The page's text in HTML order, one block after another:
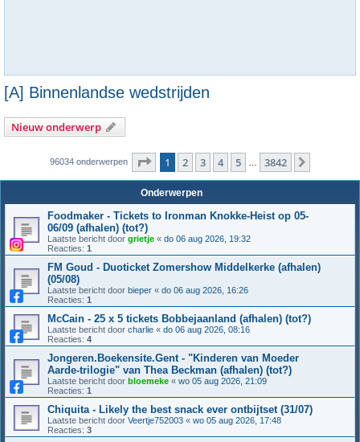
[A] Binnenlandse wedstrijden
Nieuw onderwerp
96034 onderwerpen Pagina van 3842
1 2 3 4 5 3842
Onderwerpen
Foodmaker - Tickets to Ironman Knokke-Heist op 05-
06/09 (afhalen) (tot?)
Laatste bericht door grietje « do 06 aug 2026, 19:32
Reacties: 1
FM Goud - Duoticket Zomershow Middelkerke (afhalen)
(05/08)
Laatste bericht door bieper « do 06 aug 2026, 16:26
Reacties: 1
McCain - 25 x 5 tickets Bobbejaanland (afhalen) (tot?)
Laatste bericht door charlie « do 06 aug 2026, 08:16
Reacties: 4
Jongeren.Boekensite.Gent - "Kinderen van Moeder
Aarde-trilogie" van Thea Beckman (afhalen) (tot?)
Laatste bericht door bloemeke « wo 05 aug 2026, 21:09
Reacties: 1
Chiquita - Likely the best snack ever ontbijtset (31/07)
Laatste bericht door Veertje752003 « wo 05 aug 2026, 17:48
Reacties: 3